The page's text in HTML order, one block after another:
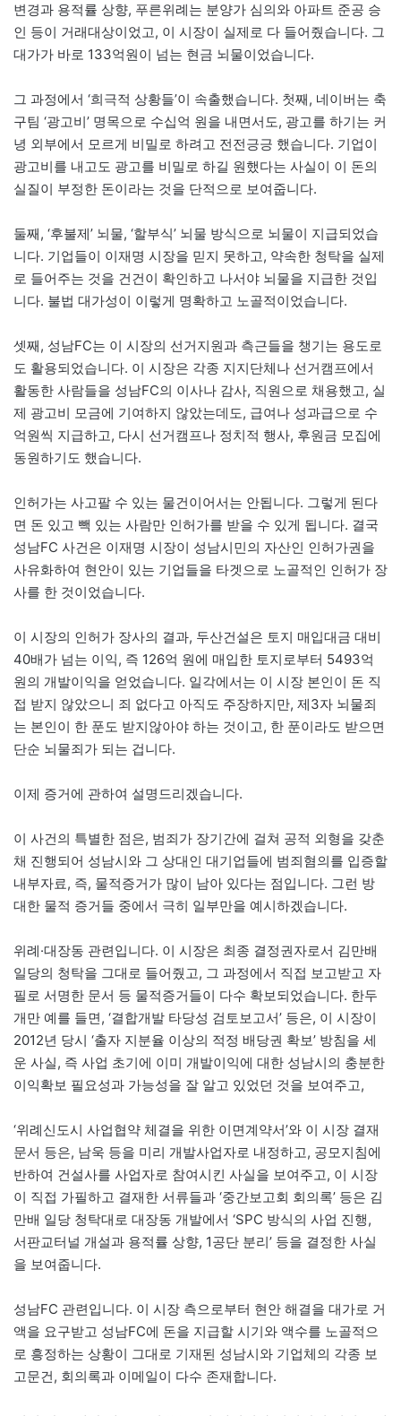
변경과 용적률 상향, 푸른위례는 분양가 심의와 아파트 준공 승
인 등이 거래대상이었고, 이 시장이 실제로 다 들어줬습니다. 그
대가가 바로 133억원이 넘는 현금 뇌물이었습니다.
그 과정에서 ‘희극적 상황들’이 속출했습니다. 첫째, 네이버는 축
구팀 ‘광고비’ 명목으로 수십억 원을 내면서도, 광고를 하기는 커
녕 외부에서 모르게 비밀로 하려고 전전긍긍 했습니다. 기업이
광고비를 내고도 광고를 비밀로 하길 원했다는 사실이 이 돈의
실질이 부정한 돈이라는 것을 단적으로 보여줍니다.
둘째, ‘후불제’ 뇌물, ‘할부식’ 뇌물 방식으로 뇌물이 지급되었습
니다. 기업들이 이재명 시장을 믿지 못하고, 약속한 청탁을 실제
로 들어주는 것을 건건이 확인하고 나서야 뇌물을 지급한 것입
니다. 불법 대가성이 이렇게 명확하고 노골적이었습니다.
셋째, 성남FC는 이 시장의 선거지원과 측근들을 챙기는 용도로
도 활용되었습니다. 이 시장은 각종 지지단체나 선거캠프에서
활동한 사람들을 성남FC의 이사나 감사, 직원으로 채용했고, 실
제 광고비 모금에 기여하지 않았는데도, 급여나 성과급으로 수
억원씩 지급하고, 다시 선거캠프나 정치적 행사, 후원금 모집에
동원하기도 했습니다.
인허가는 사고팔 수 있는 물건이어서는 안됩니다. 그렇게 된다
면 돈 있고 빽 있는 사람만 인허가를 받을 수 있게 됩니다. 결국
성남FC 사건은 이재명 시장이 성남시민의 자산인 인허가권을
사유화하여 현안이 있는 기업들을 타겟으로 노골적인 인허가 장
사를 한 것이었습니다.
이 시장의 인허가 장사의 결과, 두산건설은 토지 매입대금 대비
40배가 넘는 이익, 즉 126억 원에 매입한 토지로부터 5493억
원의 개발이익을 얻었습니다. 일각에서는 이 시장 본인이 돈 직
접 받지 않았으니 죄 없다고 아직도 주장하지만, 제3자 뇌물죄
는 본인이 한 푼도 받지않아야 하는 것이고, 한 푼이라도 받으면
단순 뇌물죄가 되는 겁니다.
이제 증거에 관하여 설명드리겠습니다.
이 사건의 특별한 점은, 범죄가 장기간에 걸쳐 공적 외형을 갖춘
채 진행되어 성남시와 그 상대인 대기업들에 범죄혐의를 입증할
내부자료, 즉, 물적증거가 많이 남아 있다는 점입니다. 그런 방
대한 물적 증거들 중에서 극히 일부만을 예시하겠습니다.
위례·대장동 관련입니다. 이 시장은 최종 결정권자로서 김만배
일당의 청탁을 그대로 들어줬고, 그 과정에서 직접 보고받고 자
필로 서명한 문서 등 물적증거들이 다수 확보되었습니다. 한두
개만 예를 들면, ‘결합개발 타당성 검토보고서’ 등은, 이 시장이
2012년 당시 ‘출자 지분율 이상의 적정 배당권 확보’ 방침을 세
운 사실, 즉 사업 초기에 이미 개발이익에 대한 성남시의 충분한
이익확보 필요성과 가능성을 잘 알고 있었던 것을 보여주고,
‘위례신도시 사업협약 체결을 위한 이면계약서’와 이 시장 결재
문서 등은, 남욱 등을 미리 개발사업자로 내정하고, 공모지침에
반하여 건설사를 사업자로 참여시킨 사실을 보여주고, 이 시장
이 직접 가필하고 결재한 서류들과 ‘중간보고회 회의록’ 등은 김
만배 일당 청탁대로 대장동 개발에서 ‘SPC 방식의 사업 진행,
서판교터널 개설과 용적률 상향, 1공단 분리’ 등을 결정한 사실
을 보여줍니다.
성남FC 관련입니다. 이 시장 측으로부터 현안 해결을 대가로 거
액을 요구받고 성남FC에 돈을 지급할 시기와 액수를 노골적으
로 흥정하는 상황이 그대로 기재된 성남시와 기업체의 각종 보
고문건, 회의록과 이메일이 다수 존재합니다.